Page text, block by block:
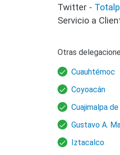
Twitter -
Servicio a
Otras
Cuauhtémoc
Coyoacán
Cuajimalpa
Gustavo A.
Iztacalco